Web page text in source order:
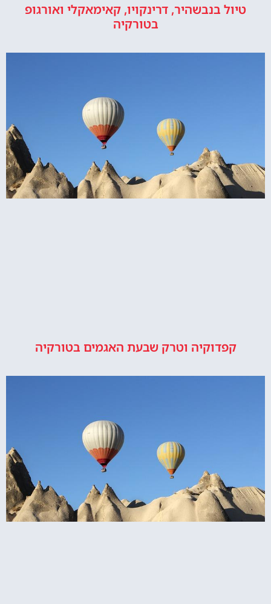
טיול בנבשהיר, דרינקויו, קאימאקלי ואורגופ
בטורקיה
קפדוקיה וטרק שבעת האגמים בטורקיה